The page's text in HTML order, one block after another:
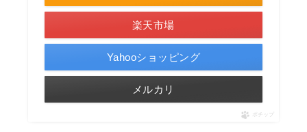
楽天市場
Yahooショッピング
メルカリ
ポチップ